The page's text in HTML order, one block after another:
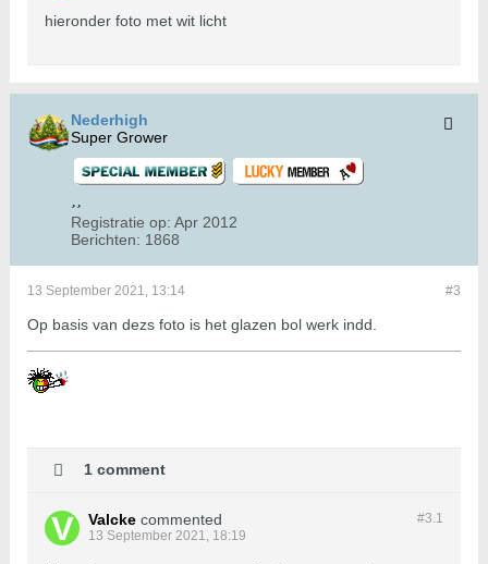
hieronder foto met wit licht
Nederhigh
Super Grower
Registratie op: Apr 2012
Berichten: 1868
#3
13 September 2021, 13:14
Op basis van dezs foto is het glazen bol werk indd.
1 comment
#3.1
Valcke commented
13 September 2021, 18:19